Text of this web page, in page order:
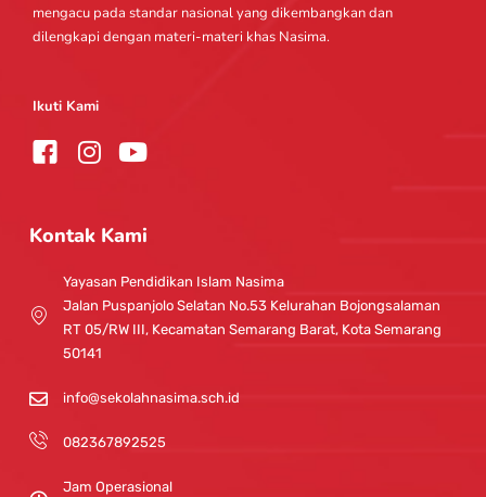
mengacu pada standar nasional yang dikembangkan dan
dilengkapi dengan materi-materi khas Nasima.
Ikuti Kami
I
t
a
g
r
a
m
Y
t
u
b
e
Kontak Kami
Yayasan Pendidikan Islam Nasima
Jalan Puspanjolo Selatan No.53 Kelurahan Bojongsalaman
RT 05/RW III, Kecamatan Semarang Barat, Kota Semarang
50141
info@sekolahnasima.sch.id
082367892525
Jam Operasional